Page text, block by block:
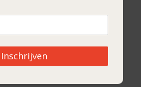
Inschrijven